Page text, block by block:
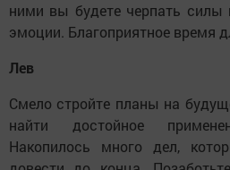
ними вы будете черпать силы
эмоции. Благоприятное время
Лев
Смело стройте планы на
найти достойное
Накопилось много дел,